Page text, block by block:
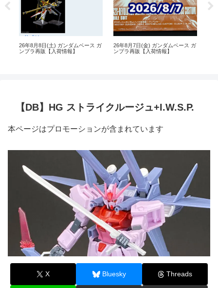
26年8月8日(土) ガンダムベース ガ
ンプラ再販【入荷情報】
26年8月7日(金) ガンダムベース ガ
ンプラ再販【入荷情報】
【DB】HG ストライクルージュ+I.W.S.P.
本ページはプロモーションが含まれています
X Bluesky Threads